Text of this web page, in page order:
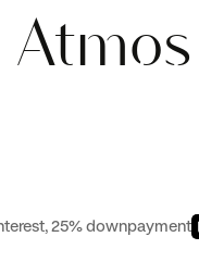
25% downpayment